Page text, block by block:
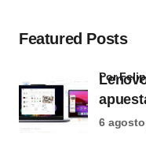
Featured Posts
por
6